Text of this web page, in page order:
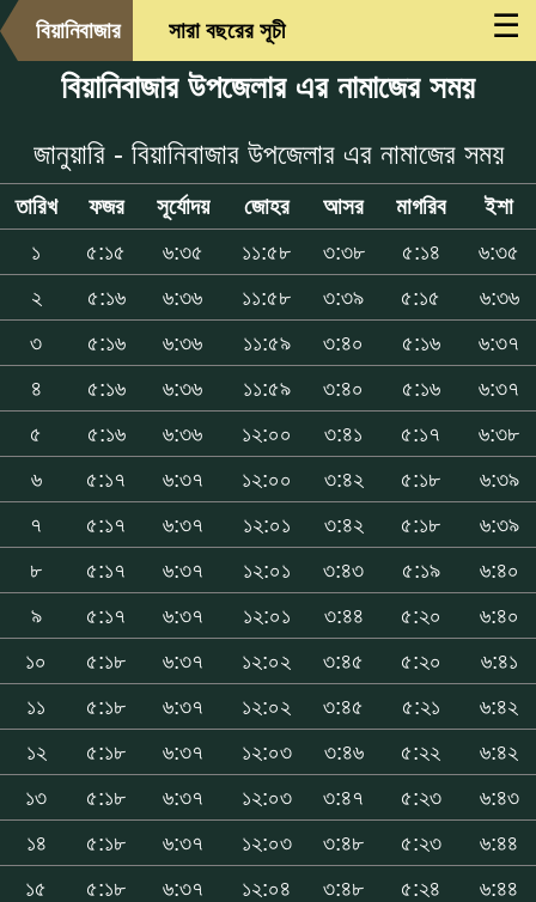
☰
বিয়ানিবাজার সারা বছরের সূচী
বিয়ানিবাজার উপজেলার এর নামাজের সময়
জানুয়ারি - বিয়ানিবাজার উপজেলার এর নামাজের সময়
তারিখ ফজর সূর্যোদয় জোহর আসর মাগরিব
ইশা
১
৫:১৫ ৬:৩৫ ১১:৫৮ ৩:৩৮ ৫:১৪
৬:৩৫
২
৫:১৬ ৬:৩৬ ১১:৫৮ ৩:৩৯ ৫:১৫
৬:৩৬
৩
৫:১৬ ৬:৩৬ ১১:৫৯ ৩:৪০ ৫:১৬
৬:৩৭
৪
৫:১৬ ৬:৩৬ ১১:৫৯ ৩:৪০ ৫:১৬
৬:৩৭
৫
৫:১৬ ৬:৩৬ ১২:০০ ৩:৪১ ৫:১৭
৬:৩৮
৬
৫:১৭ ৬:৩৭ ১২:০০ ৩:৪২ ৫:১৮
৬:৩৯
৭
৫:১৭ ৬:৩৭ ১২:০১ ৩:৪২ ৫:১৮
৬:৩৯
৮
৫:১৭ ৬:৩৭ ১২:০১ ৩:৪৩ ৫:১৯
৬:৪০
৯
৫:১৭ ৬:৩৭ ১২:০১ ৩:৪৪ ৫:২০
৬:৪০
১০
৫:১৮ ৬:৩৭ ১২:০২ ৩:৪৫ ৫:২০
৬:৪১
১১
৫:১৮ ৬:৩৭ ১২:০২ ৩:৪৫ ৫:২১
৬:৪২
১২
৫:১৮ ৬:৩৭ ১২:০৩ ৩:৪৬ ৫:২২
৬:৪২
১৩
৫:১৮ ৬:৩৭ ১২:০৩ ৩:৪৭ ৫:২৩
৬:৪৩
১৪
৫:১৮ ৬:৩৭ ১২:০৩ ৩:৪৮ ৫:২৩
৬:৪৪
১৫
৫:১৮ ৬:৩৭ ১২:০৪ ৩:৪৮ ৫:২৪
৬:৪৪